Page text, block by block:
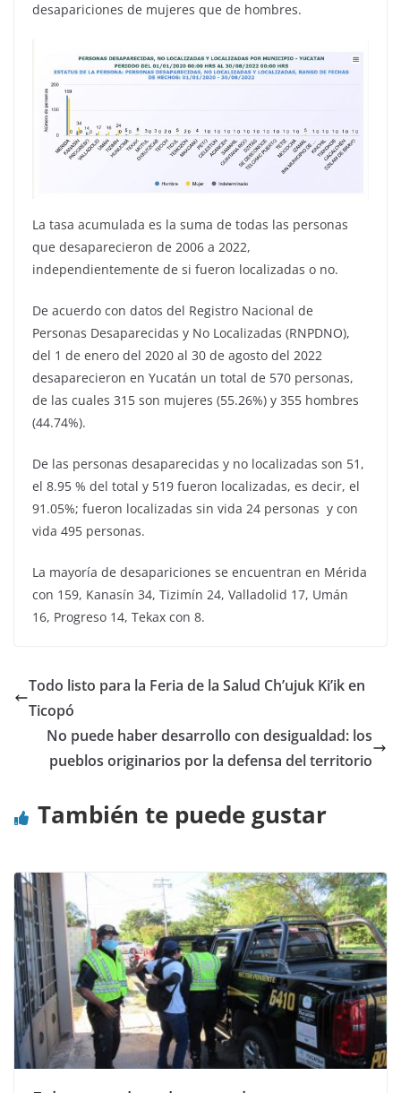
desapariciones de mujeres que de hombres.
La tasa acumulada es la suma de todas las personas
que desaparecieron de 2006 a 2022,
independientemente de si fueron localizadas o no.
De acuerdo con datos del Registro Nacional de
Personas Desaparecidas y No Localizadas (RNPDNO),
del 1 de enero del 2020 al 30 de agosto del 2022
desaparecieron en Yucatán un total de 570 personas,
de las cuales 315 son mujeres (55.26%) y 355 hombres
(44.74%).
De las personas desaparecidas y no localizadas son 51,
el 8.95 % del total y 519 fueron localizadas, es decir, el
91.05%; fueron localizadas sin vida 24 personas y con
vida 495 personas.
La mayoría de desapariciones se encuentran en Mérida
con 159, Kanasín 34, Tizimín 24, Valladolid 17, Umán
16, Progreso 14, Tekax con 8.
Todo listo para la Feria de la Salud Ch’ujuk Ki’ik en
Ticopó
No puede haber desarrollo con desigualdad: los
pueblos originarios por la defensa del territorio
También te puede gustar